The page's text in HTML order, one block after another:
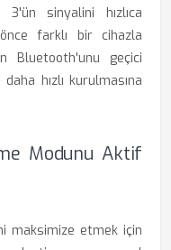
sinyalini hızlıca
farklı bir cihazla
Bluetooth'unu geçici
hızlı kurulmasına
Modunu Aktif
maksimize etmek için